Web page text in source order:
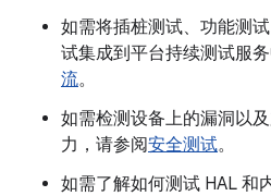
如需将插桩测试、功能测
试集成到平台持续测试服
流。
如需检测设备上的漏洞以
力，请参阅安全测试。
如需了解如何测试 HAL 和